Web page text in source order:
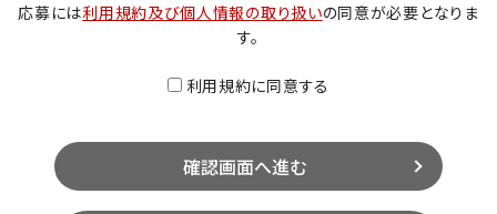
応募には利用規約及び個人情報の取り扱いの同意が必要となりま
す。
利用規約に同意する